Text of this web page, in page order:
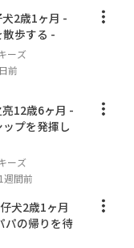
2歳1ヶ月 -
歩する -
ーズ
前
12歳6ヶ月 -
ップを発揮し
ーズ
1週間前
犬2歳1ヶ月